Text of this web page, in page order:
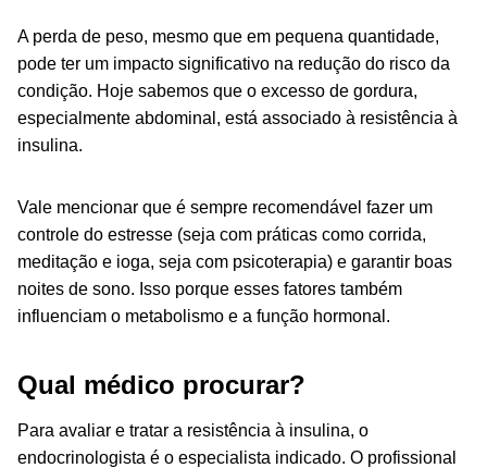
A perda de peso, mesmo que em pequena quantidade,
pode ter um impacto significativo na redução do risco da
condição. Hoje sabemos que o excesso de gordura,
especialmente abdominal, está associado à resistência à
insulina.
Vale mencionar que é sempre recomendável fazer um
controle do estresse (seja com práticas como corrida,
meditação e ioga, seja com psicoterapia) e garantir boas
noites de sono. Isso porque esses fatores também
influenciam o metabolismo e a função hormonal.
Qual médico procurar?
Para avaliar e tratar a resistência à insulina, o
endocrinologista é o especialista indicado. O profissional